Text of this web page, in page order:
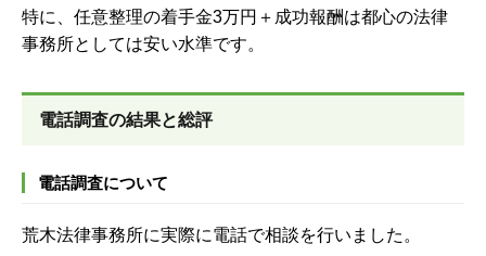
特に、任意整理の着手金3万円＋成功報酬は都心の法律
事務所としては安い水準です。
電話調査の結果と総評
電話調査について
荒木法律事務所に実際に電話で相談を行いました。